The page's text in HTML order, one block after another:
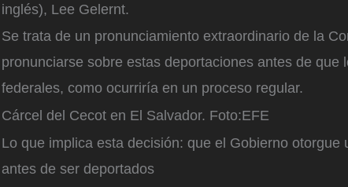
inglés), Lee Gelernt.
Se trata de un pronunciamiento extraordinario de la
pronunciarse sobre estas deportaciones antes de que
federales, como ocurriría en un proceso regular.
Cárcel del Cecot en El Salvador. Foto:EFE
Lo que implica esta decisión: que el Gobierno
antes de ser deportados